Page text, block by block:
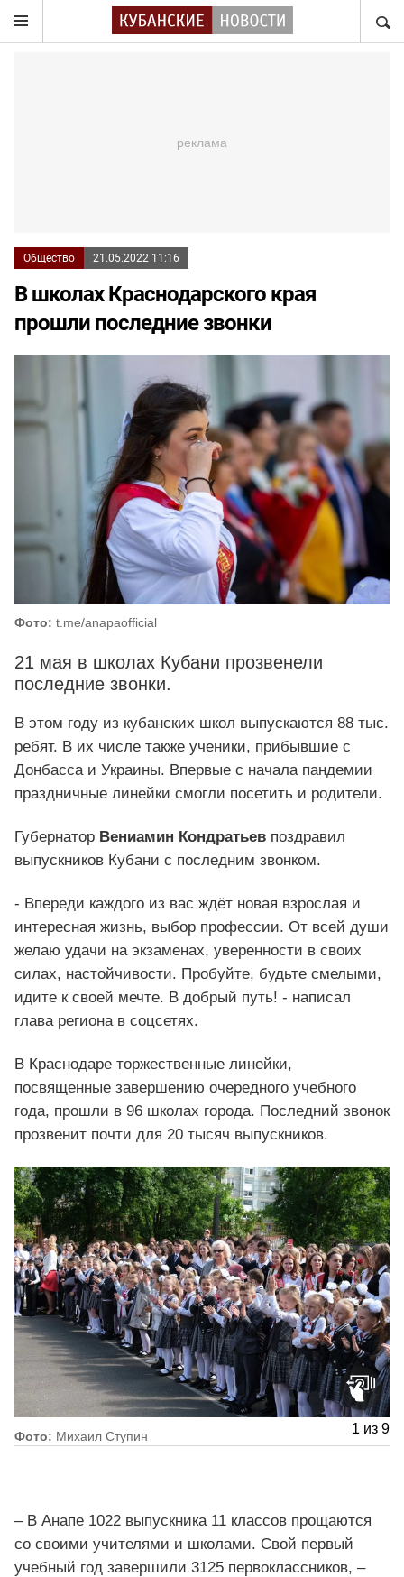
Общество 21.05.2022 11:16
В школах Краснодарского края
прошли последние звонки
Фото: t.me/anapaofficial
21 мая в школах Кубани прозвенели
последние звонки.
В этом году из кубанских школ выпускаются 88 тыс.
ребят. В их числе также ученики, прибывшие с
Донбасса и Украины. Впервые с начала пандемии
праздничные линейки смогли посетить и родители.
Губернатор Вениамин Кондратьев поздравил
выпускников Кубани с последним звонком.
- Впереди каждого из вас ждёт новая взрослая и
интересная жизнь, выбор профессии. От всей души
желаю удачи на экзаменах, уверенности в своих
силах, настойчивости. Пробуйте, будьте смелыми,
идите к своей мечте. В добрый путь! - написал
глава региона в соцсетях.
В Краснодаре торжественные линейки,
посвященные завершению очередного учебного
года, прошли в 96 школах города. Последний звонок
прозвенит почти для 20 тысяч выпускников.
Фото: Михаил Ступин 1 из 9
– В Анапе 1022 выпускника 11 классов прощаются
со своими учителями и школами. Свой первый
учебный год завершили 3125 первоклассников, –